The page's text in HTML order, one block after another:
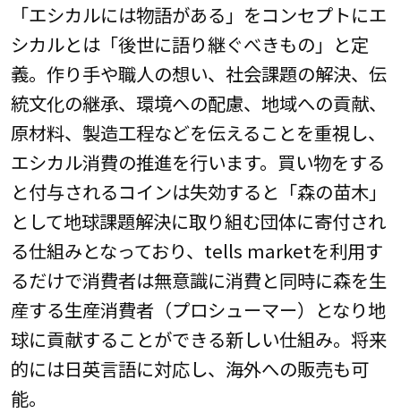
「エシカルには物語がある」をコンセプトにエ
シカルとは「後世に語り継ぐべきもの」と定
義。作り手や職人の想い、社会課題の解決、伝
統文化の継承、環境への配慮、地域への貢献、
原材料、製造工程などを伝えることを重視し、
エシカル消費の推進を行います。買い物をする
と付与されるコインは失効すると「森の苗木」
として地球課題解決に取り組む団体に寄付され
る仕組みとなっており、tells marketを利用す
るだけで消費者は無意識に消費と同時に森を生
産する生産消費者（プロシューマー）となり地
球に貢献することができる新しい仕組み。将来
的には日英言語に対応し、海外への販売も可
能。